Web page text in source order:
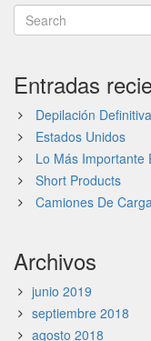
Entradas
Depilación Definitiva
Estados Unidos
Lo Más Importante
Short Products
Camiones De
Archivos
junio 2019
septiembre 2018
agosto 2018